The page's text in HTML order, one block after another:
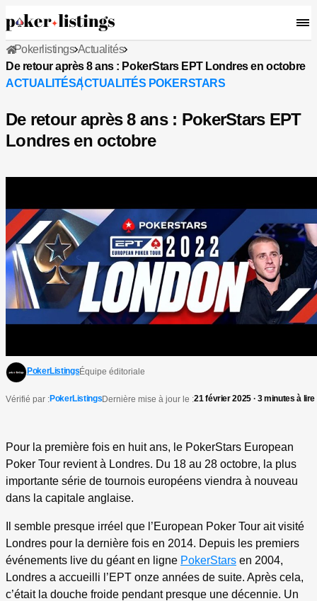
Pokerlistings Actualités
De retour après 8 ans : PokerStars EPT Londres en octobre
ACTUALITÉSACTUALITÉS POKERSTARS
De retour après 8 ans : PokerStars EPT
Londres en octobre
PokerListingsÉquipe éditoriale
Vérifié par :PokerListingsDernière mise à jour le :21 février 2025 · 3 minutes à lire
Pour la première fois en huit ans, le PokerStars European
Poker Tour revient à Londres. Du 18 au 28 octobre, la plus
importante série de tournois européens viendra à nouveau
dans la capitale anglaise.
Il semble presque irréel que l’European Poker Tour ait visité
Londres pour la dernière fois en 2014. Depuis les premiers
événements live du géant en ligne PokerStars en 2004,
Londres a accueilli l’EPT onze années de suite. Après cela,
c’était la douche froide pendant presque une décennie. Un